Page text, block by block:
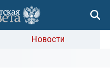
Новости